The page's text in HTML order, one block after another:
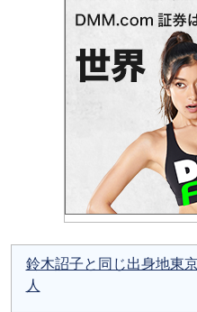
鈴木詔子と同じ出身地東
人